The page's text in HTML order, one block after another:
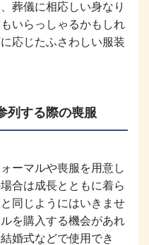
葬儀に相応しい身なり
いらっしゃるかもしれ
応じたふさわしい服装
列する際の喪服
ーマルや喪服を用意し
合は成長とともに着ら
同じようにはいきませ
を購入する機会があれ
婚式などで使用でき